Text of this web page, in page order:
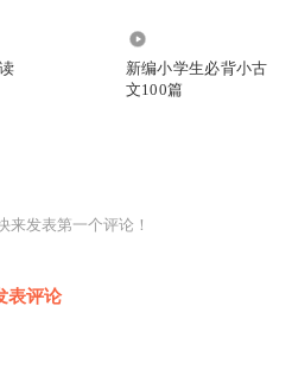
新编小学生必背小古
文100篇
来发表第一个评论！
表评论